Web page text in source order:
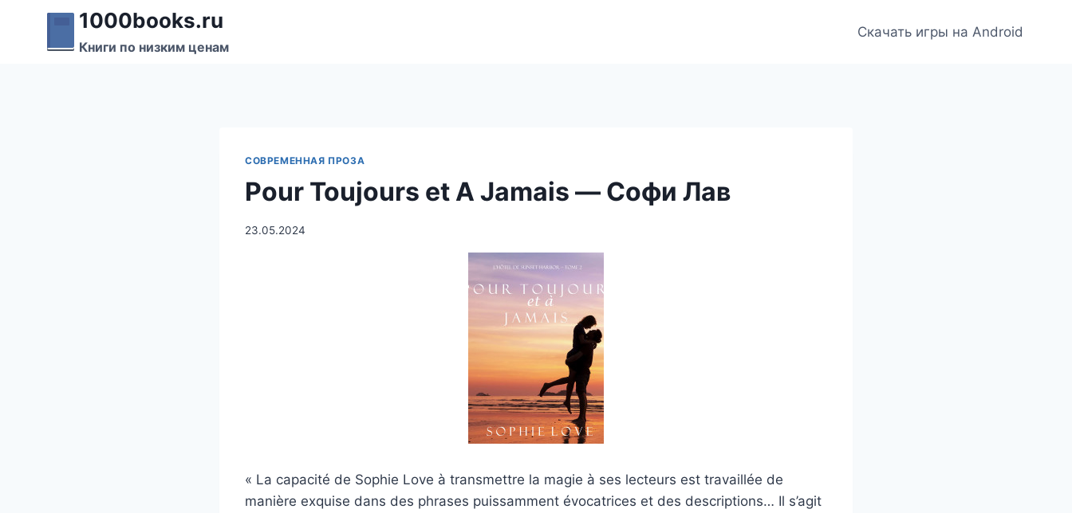
Перейти
содержимому
1000books.ru
Книги по низким ценам
Скачать игры на Android
СОВРЕМЕННАЯ ПРОЗА
Pour Toujours et A Jamais — Софи Лав
23.05.2024
« La capacité de Sophie Love à transmettre la magie à ses lecteurs est travaillée de
manière exquise dans des phrases puissamment évocatrices et des descriptions… Il s’agit